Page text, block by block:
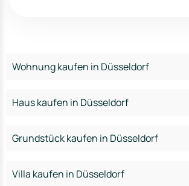
Wohnung kaufen in Düsseldorf
Haus kaufen in Düsseldorf
Grundstück kaufen in Düsseldorf
Villa kaufen in Düsseldorf